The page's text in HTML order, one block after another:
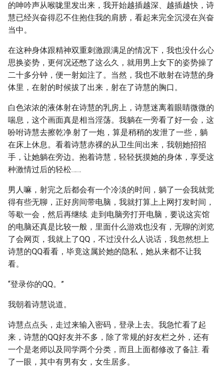
的呻吟声从喉咙里发出来，我开始越插越深、越插越快，诗
慧已经兴奋得忍不住抱住我的肩膀，看起来完全沉浸在兴奋
当中。
在这种身体跟精神双重刺激跟满足的情况下，我也没什么心
思换姿势，更何况还憋了这么久，就用男上女下的姿势操了
二十多分钟，便一射如注了。当然，我也不敢射在诗慧的身
体里，在射的时候拔了出来，射在了诗慧的胸口。
白色浓浓的液体射在诗慧的乳房上，诗慧迷离着眼睛微微的
喘息，这个画面真是相当淫荡。我躺在一旁看了好一会，这
吩咐诗慧去擦乾净.射了一炮，算是稍稍的发泄了一些，躺
在床上休息。看着诗慧赤裸的从卫生间出来，我朝她招招
手，让她躺在旁边。抱着诗慧，轻轻抚摸她的身体，享受这
种激情过后的轻松……
男人嘛，射完之后都会有一个冷淡的时间，躺了一会我就觉
得有些无聊，正好房间带电脑，我就打算上上网打发时间，
等歇一会，然后再继续. 走到电脑旁打开电脑，要说这宾馆
的电脑还真是比较一般，里面什么游戏也没有，无聊的浏览
了会网页，我就上了QQ，不过没什么人说话，我忽然想上
诗慧的QQ看看，毕竟这属於她的隐私，她从来都不让我
看。
“登录你的QQ。”
我朝着诗慧说道。
诗慧点点头，走过来输入密码，登录上去。我急忙看了起
来，诗慧的QQ好友并不多，除了常规的好友栏之外，还有
一个是老师以及同学两个分类，而且上面都修改了备註. 看
了一眼，其中有男有女，女生居多。